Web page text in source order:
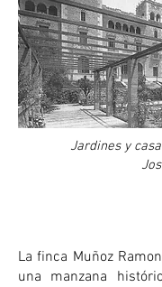
Jardines y
La finca Muñoz
una manzana